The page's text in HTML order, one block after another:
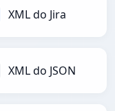
XML do Jira
XML do JSON